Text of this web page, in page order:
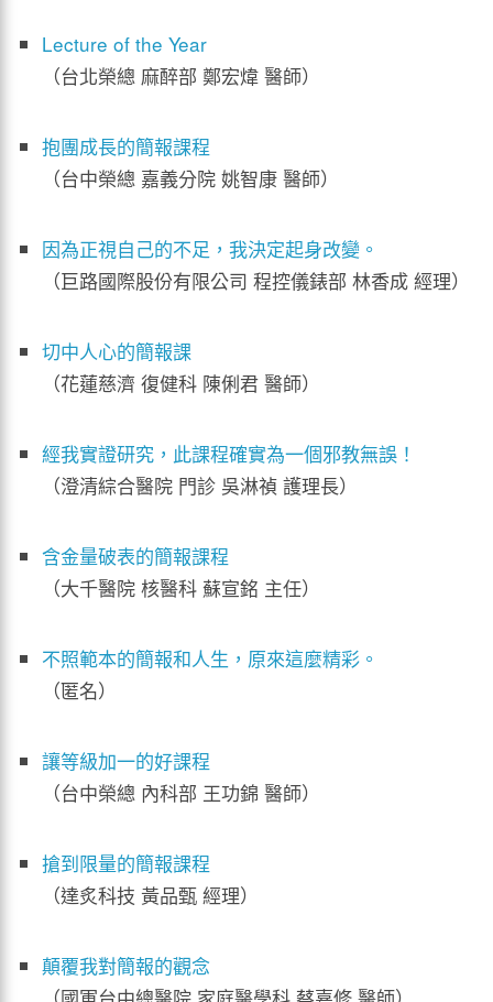
Lecture of the Year
（台北榮總 麻醉部 鄭宏煒 醫師）
抱團成長的簡報課程
（台中榮總 嘉義分院 姚智康 醫師）
因為正視自己的不足，我決定起身改變。
（巨路國際股份有限公司 程控儀錶部 林香成 經理）
切中人心的簡報課
（花蓮慈濟 復健科 陳俐君 醫師）
經我實證研究，此課程確實為一個邪教無誤！
（澄清綜合醫院 門診 吳淋禎 護理長）
含金量破表的簡報課程
（大千醫院 核醫科 蘇宣銘 主任）
不照範本的簡報和人生，原來這麼精彩。
（匿名）
讓等級加一的好課程
（台中榮總 內科部 王功錦 醫師）
搶到限量的簡報課程
（達炙科技 黃品甄 經理）
顛覆我對簡報的觀念